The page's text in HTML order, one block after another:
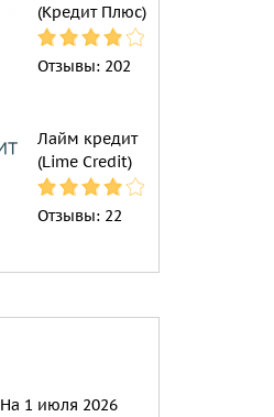
(Кредит Плюс)
Отзывы: 202
Лайм кредит
(Lime Credit)
Отзывы: 22
На 1 июля 2026